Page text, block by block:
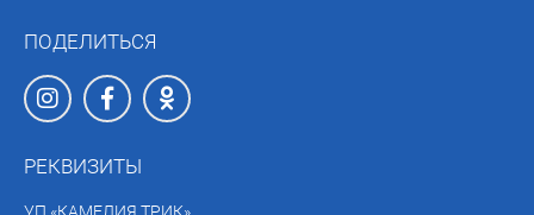
ПОДЕЛИТЬСЯ
РЕКВИЗИТЫ